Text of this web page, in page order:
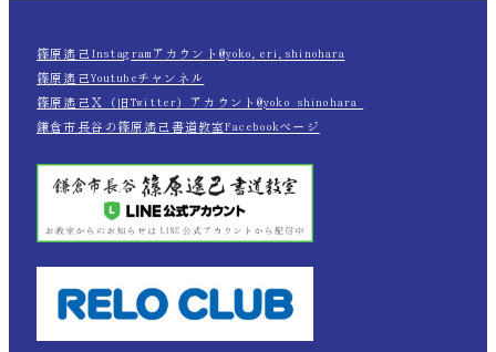
篠原遙己Instagramアカウント@yoko.eri.shinohara
篠原遙己Youtubeチャンネル
篠原遙己Ｘ（旧Twitter）アカウント@yoko_shinohara_
鎌倉市長谷の篠原遙己書道教室Facebookページ